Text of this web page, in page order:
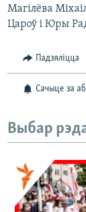
Магілёва
Цароў і Юры
Падзяліцца
Сачыце за
Выбар